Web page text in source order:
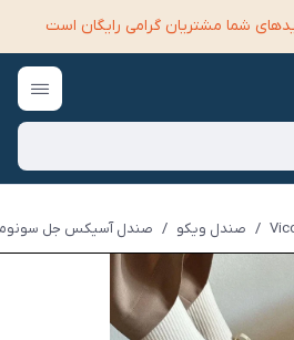
شما مشتریان گرامی رایگان است
/ صندل ویکو / صندل آسیکس جل